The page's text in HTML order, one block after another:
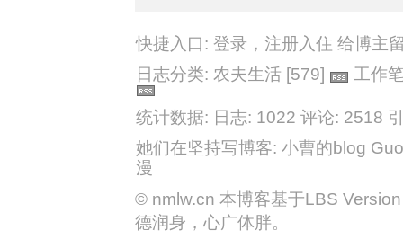
快捷入口: 登录 ， 注册入住 给博主
日志分类: 农夫生活 [579] 工作
统计数据: 日志: 1022 评论: 2518
她们在坚持写博客: 小曹的blog
漫
© nmlw.cn 本博客基于LBS
德润身，心广体胖。